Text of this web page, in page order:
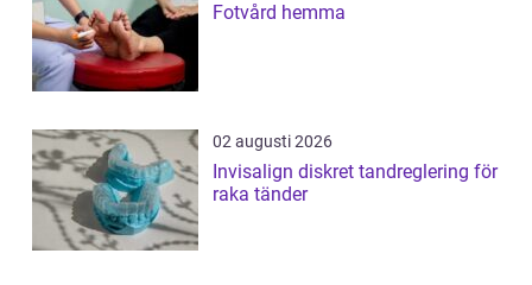
Fotvård hemma
02 augusti 2026
Invisalign diskret tandreglering för
raka tänder